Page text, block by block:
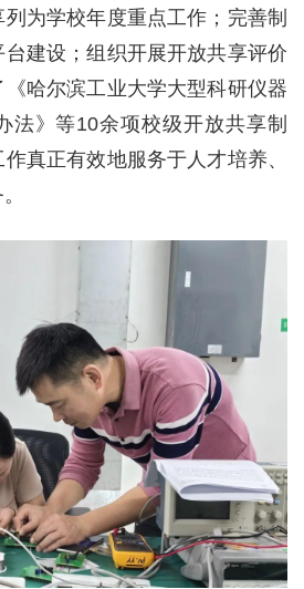
为学校年度重点工作；完善制
建设；组织开展开放共享评价
哈尔滨工业大学大型科研仪器
法》等10余项校级开放共享制
真正有效地服务于人才培养、